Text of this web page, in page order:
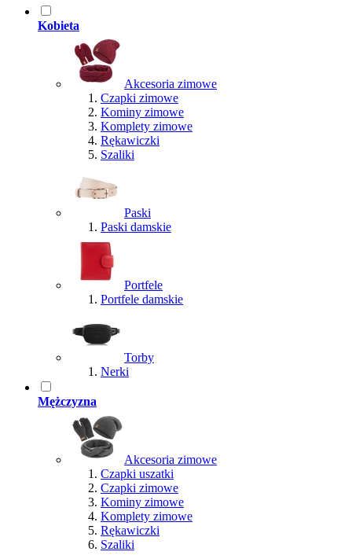
Kobieta
Akcesoria zimowe
Czapki zimowe
Kominy zimowe
Komplety zimowe
Rękawiczki
Szaliki
Paski
Paski damskie
Portfele
Portfele damskie
Torby
Nerki
Mężczyzna
Akcesoria zimowe
Czapki uszatki
Czapki zimowe
Kominy zimowe
Komplety zimowe
Rękawiczki
Szaliki